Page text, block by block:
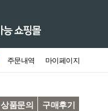
주문내역 마이페이지
상품문의 구매후기